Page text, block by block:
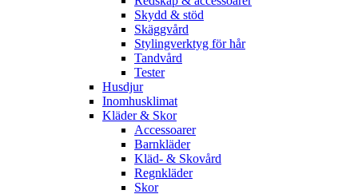
Skydd & stöd
Skäggvård
Stylingverktyg för hår
Tandvård
Tester
Husdjur
Inomhusklimat
Kläder & Skor
Accessoarer
Barnkläder
Kläd- & Skovård
Regnkläder
Skor